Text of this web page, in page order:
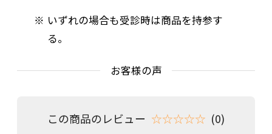
いずれの場合も受診時は商品を持参す
る。
お客様の声
この商品のレビュー ☆☆☆☆☆ (0)